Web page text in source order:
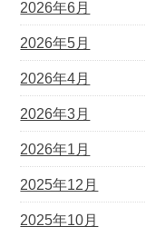
2026年6月
2026年5月
2026年4月
2026年3月
2026年1月
2025年12月
2025年10月